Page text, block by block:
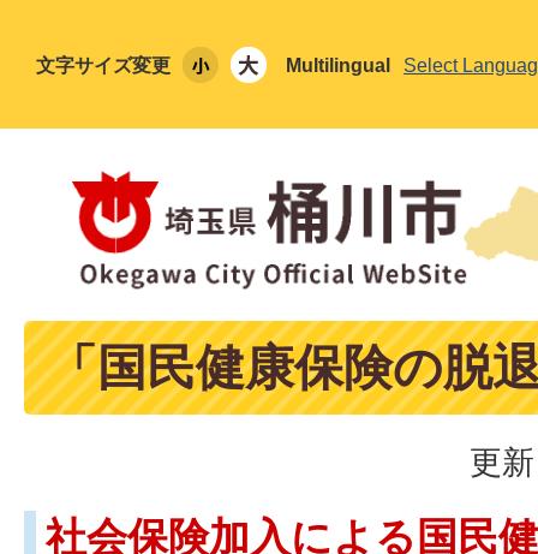
文字サイズ変更 Multilingual Select
「国民健康保険の脱
更
社会保険加入による国民